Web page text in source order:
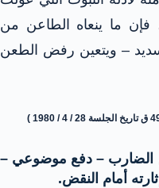
ما ينعاه الطاعن من
– ويتعين رفض الطعن
الضارب – دفع موضوعي –
أمام النقض.